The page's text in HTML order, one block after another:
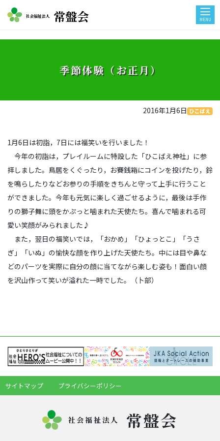
社会福祉法人 常盤会 MENU
季節体験（お正月）
2016年1月6日 ひこばえ
1月6日は初詣，7日には福笑いを行いました！
今年の初詣は，プレイルームに特設した「ひこばえ神社」に参
拝しました。鳥居をくぐったり，お賽銭箱にコインを投げたり，鈴
を鳴らしたりなどお参りの手順をきちんと守って上手に行うこと
ができました。今年も元気に楽しく過ごせるように，最後は手作
りの獅子舞に頭をかぷっと噛まれた天使たち。喜んで噛まれる可
愛い笑顔がみられました♪
また，翌日の福笑いでは，「おかめ」「ひょっとこ」「うさ
ぎ」「いぬ」の愉快な顔を作り上げた天使たち。中には目や鼻な
どのパーツを実際に自分の顔に当てながら楽しむ姿も！面白い顔
を沢山作って笑いが溢れた一時でした。（卜部）
サイトマップ プライバシーポリシー
社会福祉法人 常盤会